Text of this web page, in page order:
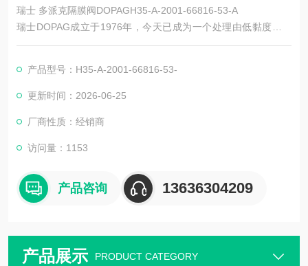
瑞士 多派克隔膜阀DOPAGH35-A-2001-66816-53-A
瑞士DOPAG成立于1976年，今天已成为一个处理由低黏度到高
黏度的单组分物料和多组分聚合物的，计量混和系统的**性*和制
DOPAG定量阀、DOPAG减压阀、DOPAG计量阀、DOPAG隔膜
阀、DOPAG油脂泵、DOPAG密封圈等。
产品型号：H35-A-2001-66816-53-
更新时间：2026-06-25
厂商性质：经销商
访问量：1153
产品咨询 13636304209
产品展示 PRODUCT CATEGORY